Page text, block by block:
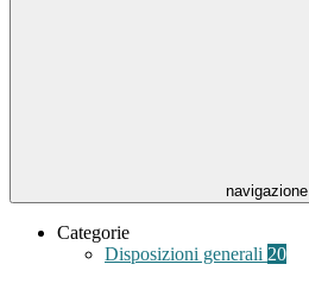
navigazione
Categorie
Disposizioni generali 20